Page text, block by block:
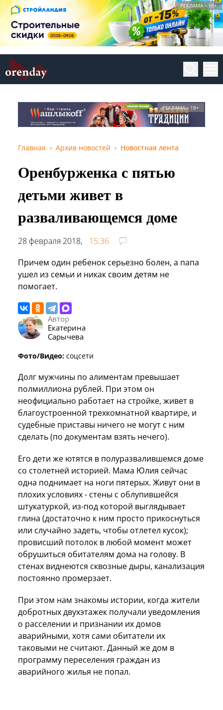
РЕКЛАМА • 18+
РЕКЛАМА • 18+
Главная Архив новостей Новостная лента
Оренбурженка с пятью
детьми живет в
разваливающемся доме
28 февраля 2018,
15:36
Причем один ребенок серьезно болен, а папа
ушел из семьи и никак своим детям не
помогает.
Автор
Екатерина
Сарычева
Фото/Видео: соцсети
Долг мужчины по алиментам превышает
полмиллиона рублей. При этом он
неофициально работает на стройке, живет в
благоустроенной трехкомнатной квартире, и
судебные приставы ничего не могут с ним
сделать (по документам взять нечего).
Его дети же ютятся в полуразвалившемся доме
со столетней историей. Мама Юлия сейчас
одна поднимает на ноги пятерых. Живут они в
плохих условиях - стены с облупившейся
штукатуркой, из-под которой выглядывает
глина (достаточно к ним просто прикоснуться
или случайно задеть, чтобы отлетел кусок);
провисший потолок в любой момент может
обрушиться обитателям дома на голову. В
стенах виднеются сквозные дыры, канализация
постоянно промерзает.
При этом нам знакомы истории, когда жители
добротных двухэтажек получали уведомления
о расселении и признании их домов
аварийными, хотя сами обитатели их
таковыми не считают. Данный же дом в
программу переселения граждан из
аварийного жилья не попал.